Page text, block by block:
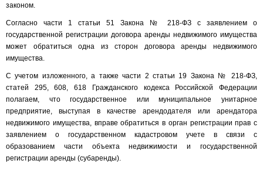
законом.
Согласно части 1 статьи 51 Закона № 218-ФЗ с заявлением о
государственной регистрации договора аренды недвижимого имущества
может обратиться одна из сторон договора аренды недвижимого
имущества.
С учетом изложенного, а также части 2 статьи 19 Закона № 218-ФЗ,
статей 295, 608, 618 Гражданского кодекса Российской Федерации
полагаем, что государственное или муниципальное унитарное
предприятие, выступая в качестве арендодателя или арендатора
недвижимого имущества, вправе обратиться в орган регистрации прав с
заявлением о государственном кадастровом учете в связи с
образованием части объекта недвижимости и государственной
регистрации аренды (субаренды).